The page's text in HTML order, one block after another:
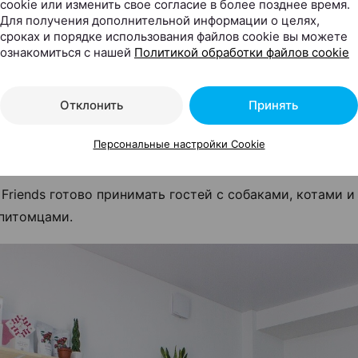
выполнен в скандинавском стиле: светлые
дизайн от стульев до барной стойки. На одной из
два тюленя. В заведении много зелени, часть
на открытии кофейни.
готово принимать гостей с собаками, котами
cookie или изменить свое согласие в более позднее время.
Для получения дополнительной информации о целях,
сроках и порядке использования файлов cookie вы можете
ознакомиться с нашей Политикой обработки файлов cookie
Отклонить Принять
Персональные настройки Cookie